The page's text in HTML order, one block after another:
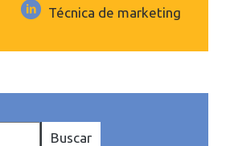
Técnica de marketing
Buscar